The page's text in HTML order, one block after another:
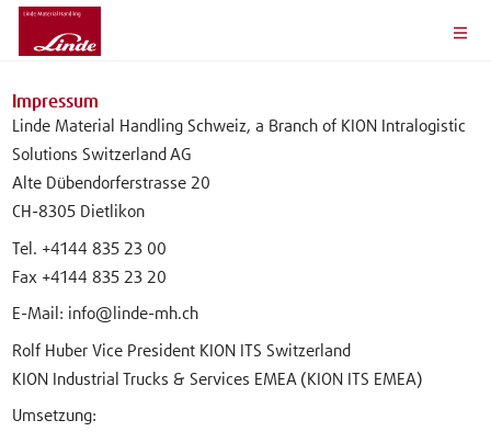
Impressum
Linde Material Handling Schweiz, a Branch of KION Intralogistic
Solutions Switzerland AG
Alte Dübendorferstrasse 20
CH-8305 Dietlikon
Tel. +4144 835 23 00
Fax +4144 835 23 20
E-Mail: info@linde-mh.ch
Rolf Huber Vice President KION ITS Switzerland
KION Industrial Trucks & Services EMEA (KION ITS EMEA)
Umsetzung: